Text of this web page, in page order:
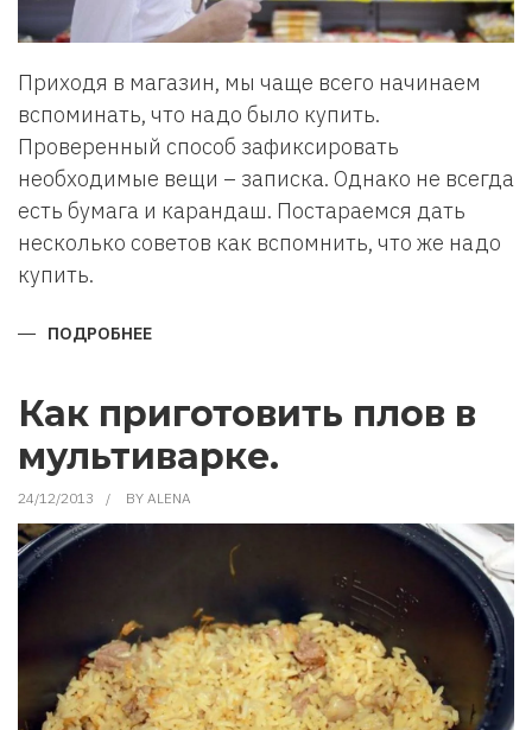
Приходя в магазин, мы чаще всего начинаем
вспоминать, что надо было купить.
Проверенный способ зафиксировать
необходимые вещи – записка. Однако не всегда
есть бумага и карандаш. Постараемся дать
несколько советов как вспомнить, что же надо
купить.
ПОДРОБНЕЕ
КУПИТЬ
В
МАГАЗИНЕ
Как приготовить плов в
мультиварке.
24/12/2013 BY ALENA